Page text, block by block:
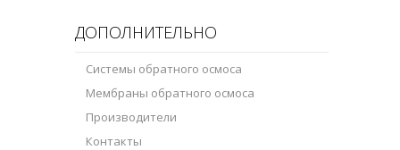
ДОПОЛНИТЕЛЬНО
Системы обратного осмоса
Мембраны обратного осмоса
Производители
Контакты